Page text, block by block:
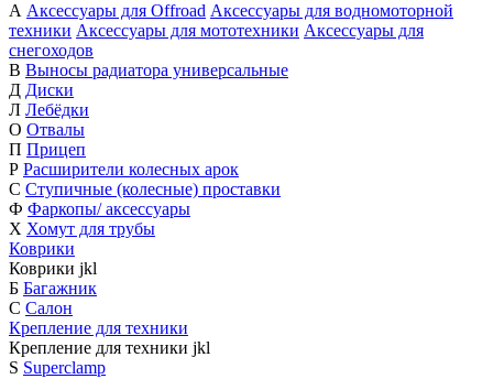
А Аксессуары для Offroad Аксессуары для водномоторной
техники Аксессуары для мототехники Аксессуары для
снегоходов
В Выносы радиатора универсальные
Д Диски
Л Лебёдки
О Отвалы
П Прицеп
Р Расширители колесных арок
С Ступичные (колесные) проставки
Ф Фаркопы/ аксессуары
Х Хомут для трубы
Коврики
Коврики jkl
Б Багажник
С Салон
Крепление для техники
Крепление для техники jkl
S Superclamp